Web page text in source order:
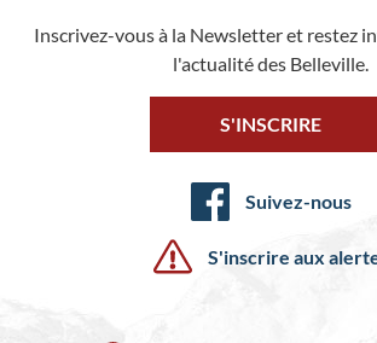
Inscrivez-vous à la Newsletter et restez
l'actualité des Belleville.
S'INSCRIRE
Suivez-nous
S'inscrire aux